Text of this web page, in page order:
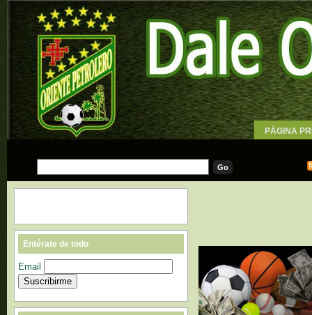
PÁGINA
Entérate de todo
Email